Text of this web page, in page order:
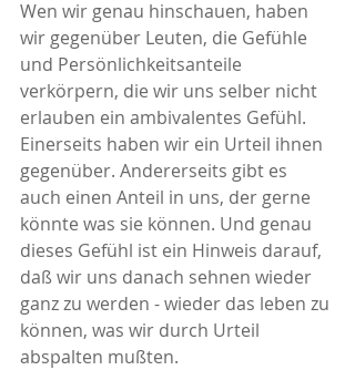
Wen wir genau hinschauen, haben
wir gegenüber Leuten, die Gefühle
und Persönlichkeitsanteile
verkörpern, die wir uns selber nicht
erlauben ein ambivalentes Gefühl.
Einerseits haben wir ein Urteil ihnen
gegenüber. Andererseits gibt es
auch einen Anteil in uns, der gerne
könnte was sie können. Und genau
dieses Gefühl ist ein Hinweis darauf,
daß wir uns danach sehnen wieder
ganz zu werden - wieder das leben zu
können, was wir durch Urteil
abspalten mußten.